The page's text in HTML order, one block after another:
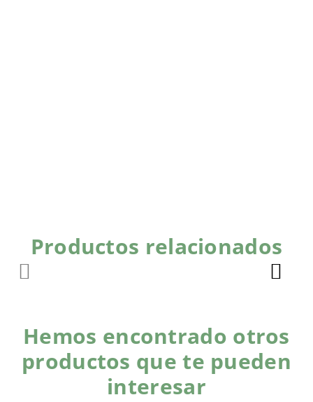
Productos relacionados
Hemos encontrado otros
productos que te pueden
interesar